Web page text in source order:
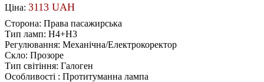
Ціна: 3113 UAH
Сторона: Права пасажирська
Тип ламп: H4+H3
Регулювання: Механічна/Електрокоректор
Скло: Прозоре
Тип світіння: Галоген
Особливості : Протитуманна лампа